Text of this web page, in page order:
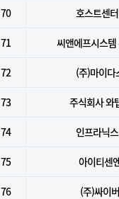
70 호스트센
71 씨앤에프시스템
72 (주)마이다
73 주식회사 와
74 인프라닉
75 아이티센
76 (주)싸이